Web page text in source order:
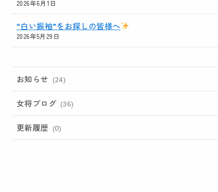
2026年6月1日
“白い振袖”をお探しの皆様へ
2026年5月29日
お知らせ (24)
女将ブログ (36)
更新履歴 (0)